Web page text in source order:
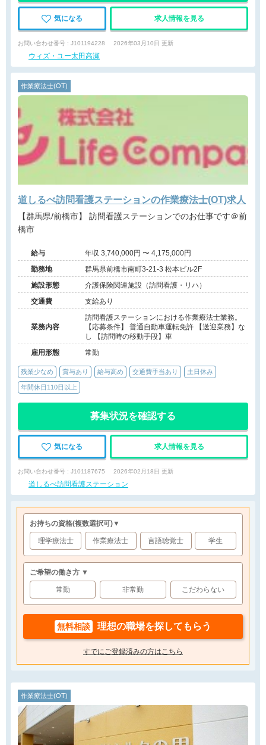
気になる 求人情報を見る
お問い合わせ番号 : J101194228 2026年03月10日 更新
ウィズ・ユー太田高瀬
作業療法士(OT)
道しるべ訪問看護ステーションの作業療法士(OT)求人
【群馬県/前橋市】 訪問看護ステーションでのお仕事です＠前
橋市
給与
年収 3,740,000円 〜 4,175,000円
勤務地
群馬県前橋市南町3-21-3 松本ビル2F
施設形態
介護保険関連施設（訪問看護・リハ）
交通費
支給あり
業務内容
訪問看護ステーションにおける作業療法士業務。
【応募条件】 普通自動車運転免許 【送迎業務】な
し 【訪問時の移動手段】車
雇用形態
常勤
残業少なめ 賞与あり 給与高め 交通費手当あり 土日休み
年間休日110日以上
募集状況を確認する
気になる 求人情報を見る
お問い合わせ番号 : J101187675 2026年02月18日 更新
道しるべ訪問看護ステーション
お持ちの資格(複数選択可)▼
理学療法士 作業療法士 言語聴覚士 学生
ご希望の働き方 ▼
常勤 非常勤 こだわらない
無料相談 理想の職場を探してもらう
すでにご登録済みの方はこちら
作業療法士(OT)